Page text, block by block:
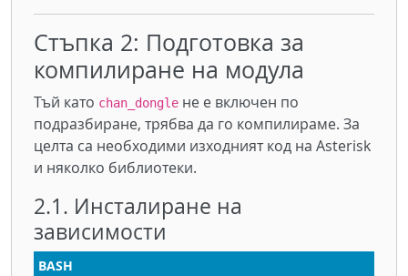
Стъпка 2: Подготовка за
компилиране на модула
Тъй като chan_dongle не е включен по
подразбиране, трябва да го компилираме. За
целта са необходими изходният код на Asterisk
и няколко библиотеки.
2.1. Инсталиране на
зависимости
BASH